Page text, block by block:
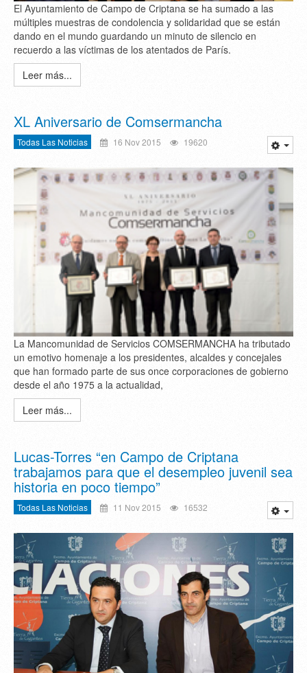
El Ayuntamiento de Campo de Criptana se ha sumado a las
múltiples muestras de condolencia y solidaridad que se están
dando en el mundo guardando un minuto de silencio en
recuerdo a las víctimas de los atentados de París.
Leer más...
XL Aniversario de Comsermancha
Todas Las Noticias 16 Nov 2015 19620
La Mancomunidad de Servicios COMSERMANCHA ha tributado
un emotivo homenaje a los presidentes, alcaldes y concejales
que han formado parte de sus once corporaciones de gobierno
desde el año 1975 a la actualidad,
Leer más...
Lucas-Torres “en Campo de Criptana
trabajamos para que el desempleo juvenil sea
historia en poco tiempo”
Todas Las Noticias 11 Nov 2015 16532